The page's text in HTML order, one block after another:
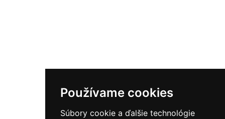
Používame cookies
Súbory cookie a ďalšie technológie